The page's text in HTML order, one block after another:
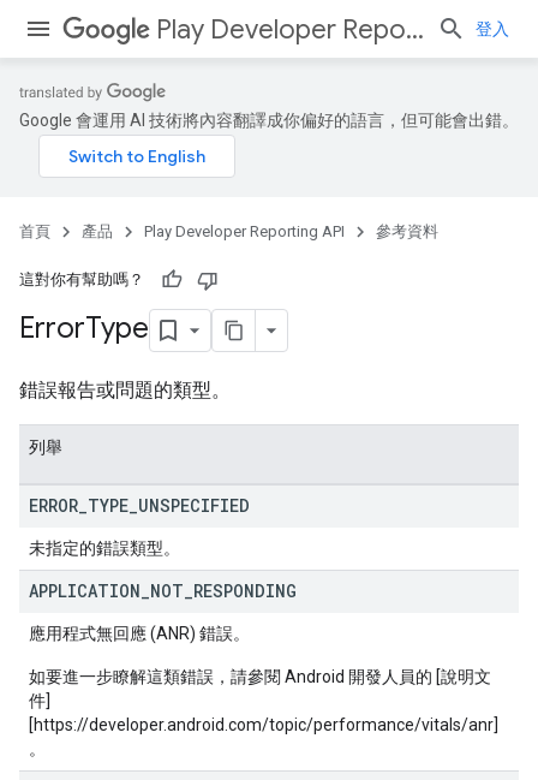
Play Developer Reporting API 登入
Google 會運用 AI 技術將內容翻譯成你偏好的語言，但可能會出錯。
首頁 產品 Play Developer Reporting API 參考資料
這對你有幫助嗎？
ErrorType
錯誤報告或問題的類型。
列舉
ERROR TYPE UNSPECIFIED
未指定的錯誤類型。
APPLICATION NOT RESPONDING
應用程式無回應 (ANR) 錯誤。
如要進一步瞭解這類錯誤，請參閱 Android 開發人員的 [說明文
件]
[https://developer.android.com/topic/performance/vitals/anr]
。